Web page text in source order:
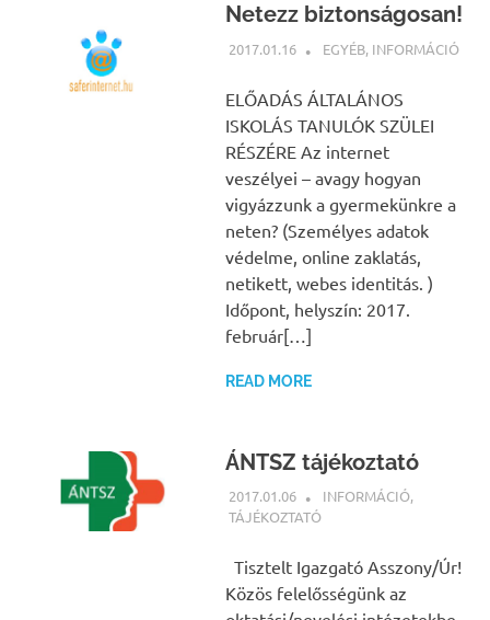
Netezz biztonságosan!
2017.01.16 NBEA
EGYÉB, INFORMÁCIÓ
ELŐADÁS ÁLTALÁNOS
ISKOLÁS TANULÓK SZÜLEI
RÉSZÉRE Az internet
veszélyei – avagy hogyan
vigyázzunk a gyermekünkre a
neten? (Személyes adatok
védelme, online zaklatás,
netikett, webes identitás. )
Időpont, helyszín: 2017.
február[…]
READ MORE
ÁNTSZ tájékoztató
2017.01.06 NBEA
INFORMÁCIÓ,
TÁJÉKOZTATÓ
Tisztelt Igazgató Asszony/Úr!
Közös felelősségünk az